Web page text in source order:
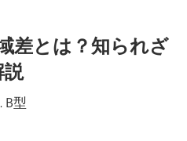
差とは？知られざ
説
B型